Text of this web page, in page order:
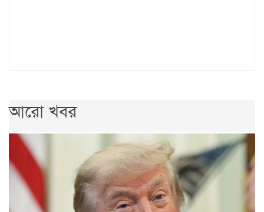
আরো খবর